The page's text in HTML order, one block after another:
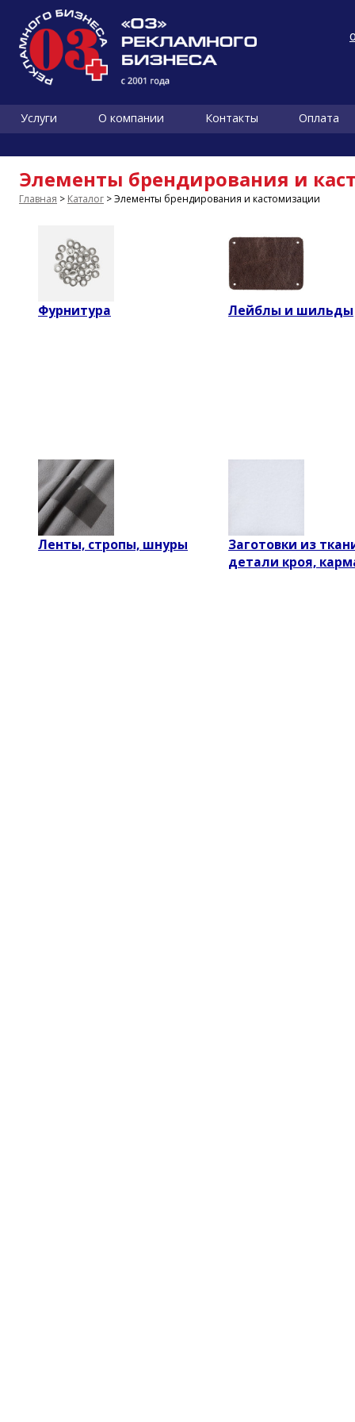
Услуги О компании Контакты Оплата
Элементы брендирования и
Главная > Каталог > Элементы брендирования и кастомизации
Фурнитура Лейблы и шильды
Ленты, стропы, шнуры
Заготовки из
детали кроя,